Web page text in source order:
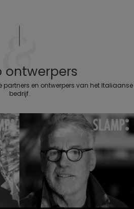
ontwerpers
partners en ontwerpers van het Italiaanse
bedrijf.